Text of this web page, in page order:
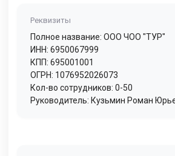
Реквизиты
Полное название: ООО ЧОО "ТУР"
ИНН: 6950067999
КПП: 695001001
ОГРН: 1076952026073
Кол-во сотрудников: 0-50
Руководитель: Кузьмин Роман